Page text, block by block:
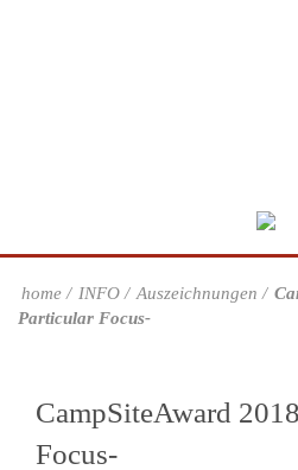
home INFO Auszeichnungen
Particular Focus-
CampSiteAward
Focus-